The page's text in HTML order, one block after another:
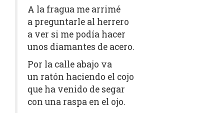
A la fragua me arrimé
a preguntarle al herrero
a ver si me podía hacer
unos diamantes de acero.
Por la calle abajo va
un ratón haciendo el cojo
que ha venido de segar
con una raspa en el ojo.